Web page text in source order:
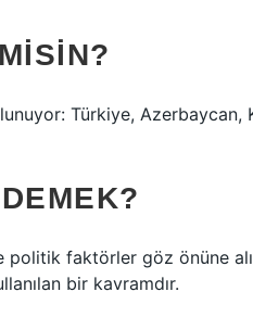
Türkiye, Azerbaycan,
faktörler göz önüne
bir kavramdır.